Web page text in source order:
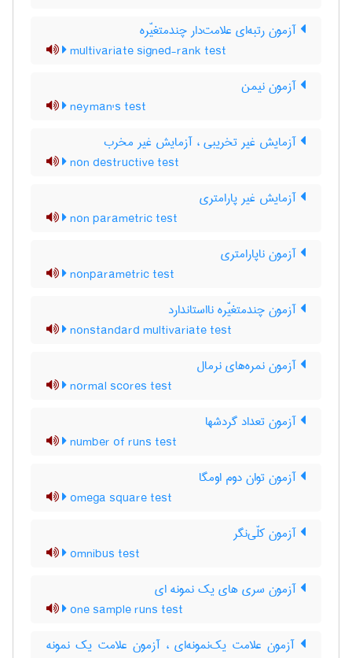
آزمون رتبه‌ای علامت‌دار چندمتغیّره
multivariate signed-rank test
آزمون نیمن
neyman's test
آزمایش غیر تخریبی ، آزمایش غیر مخرب
non destructive test
آزمایش غیر پارامتری
non parametric test
آزمون ناپارامتری
nonparametric test
آزمون چندمتغیّره نااستاندارد
nonstandard multivariate test
آزمون نمره‌های نرمال
normal scores test
آزمون تعداد گردشها
number of runs test
آزمون توان دوم اومگا
omega square test
آزمون کلّی‌نگر
omnibus test
آزمون سری های یک نمونه ای
one sample runs test
آزمون علامت یک‌نمونه‌ای ، آزمون علامت یک نمونه